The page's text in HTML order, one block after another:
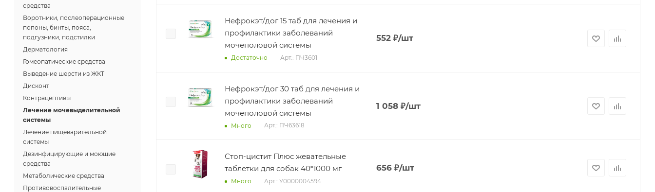
Нефрокэт/дог 15 таб для лечения и
профилактики заболеваний
мочеполовой системы
Достаточно Арт.: ПЧ3601
552₽/шт
Нефрокэт/дог 30 таб для лечения и
профилактики заболеваний
мочеполовой системы
Много Арт.: ПЧ63618
1 058₽/шт
Стоп-цистит Плюс жевательные
таблетки для собак 40*1000 мг
Много Арт.: У0000004594
656₽/шт
средства
Воротники, послеоперационные
попоны, бинты, пояса,
подгузники, подстилки
Дерматология
Гомеопатические средства
Выведение шерсти из ЖКТ
Дисконт
Контрацептивы
Лечение мочевыделительной
системы
Лечение пищеварительной
системы
Дезинфицирующие и моющие
средства
Метаболические средства
Противовоспалительные